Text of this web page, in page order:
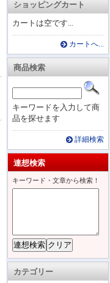
ショッピングカート
カートは空です...
カートへ...
商品検索
キーワードを入力して商
品を探せます
詳細検索
連想検索
キーワード・文章から検索！
カテゴリー